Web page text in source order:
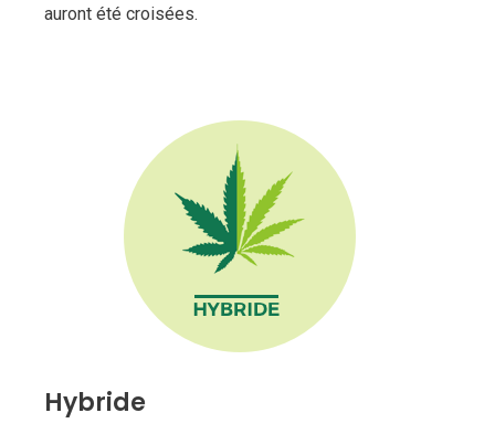
auront été croisées.
Hybride